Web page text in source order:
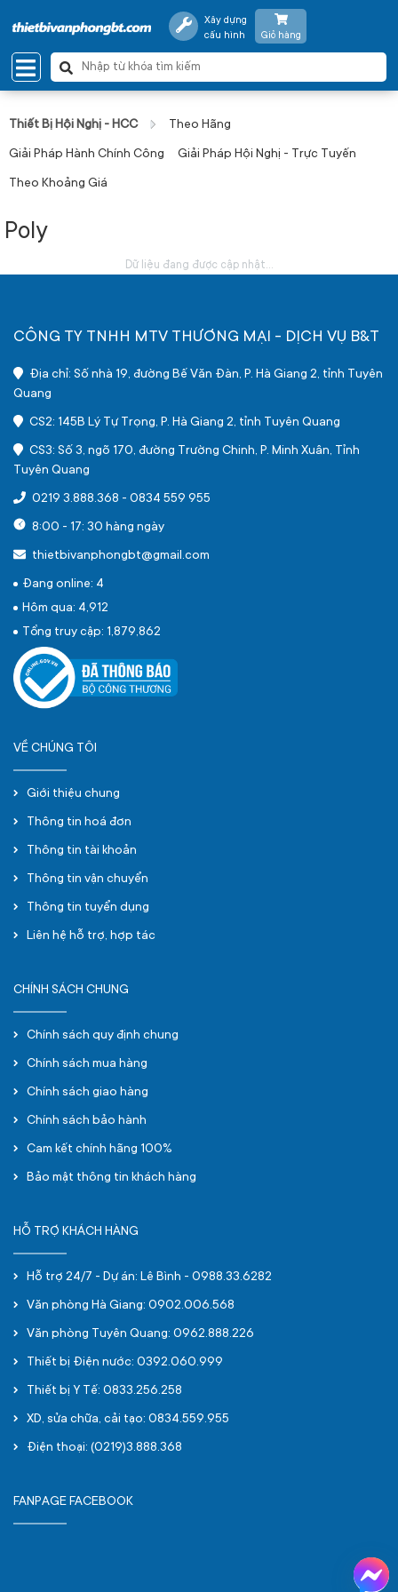
Xây dựng
cấu hình
Giỏ hàng
Thiết Bị Hội Nghị - HCC Theo Hãng
Giải Pháp Hành Chính Công Giải Pháp Hội Nghị - Trực Tuyến
Theo Khoảng Giá
Poly
Dữ liệu đang được cập nhật...
CÔNG TY TNHH MTV THƯƠNG MẠI - DỊCH VỤ B&T
Địa chỉ: Số nhà 19, đường Bế Văn Đàn, P. Hà Giang 2, tỉnh Tuyên
Quang
CS2: 145B Lý Tự Trọng, P. Hà Giang 2, tỉnh Tuyên Quang
CS3: Số 3, ngõ 170, đường Trường Chinh, P. Minh Xuân, Tỉnh
Tuyên Quang
0219 3.888.368 - 0834 559 955
8:00 - 17: 30 hàng ngày
thietbivanphongbt@gmail.com
Đang online: 4
Hôm qua: 4,912
Tổng truy cập: 1,879,862
VỀ CHÚNG TÔI
Giới thiệu chung
Thông tin hoá đơn
Thông tin tài khoản
Thông tin vận chuyển
Thông tin tuyển dụng
Liên hệ hỗ trợ, hợp tác
CHÍNH SÁCH CHUNG
Chính sách quy định chung
Chính sách mua hàng
Chính sách giao hàng
Chính sách bảo hành
Cam kết chính hãng 100%
Bảo mật thông tin khách hàng
HỖ TRỢ KHÁCH HÀNG
Hỗ trợ 24/7 - Dự án: Lê Bình - 0988.33.6282
Văn phòng Hà Giang: 0902.006.568
Văn phòng Tuyên Quang: 0962.888.226
Thiết bị Điện nước: 0392.060.999
Thiết bị Y Tế: 0833.256.258
XD, sửa chữa, cải tạo: 0834.559.955
Điện thoại: (0219)3.888.368
FANPAGE FACEBOOK